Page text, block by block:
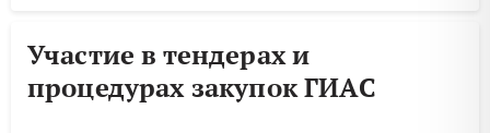
Участие в тендерах и
процедурах закупок ГИАС